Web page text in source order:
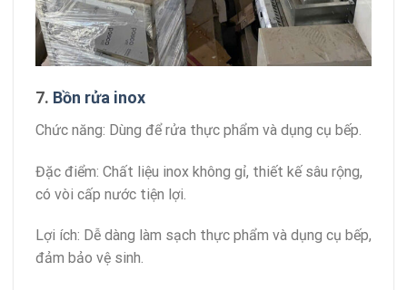
7. Bồn rửa inox
Chức năng: Dùng để rửa thực phẩm và dụng cụ bếp.
Đặc điểm: Chất liệu inox không gỉ, thiết kế sâu rộng,
có vòi cấp nước tiện lợi.
Lợi ích: Dễ dàng làm sạch thực phẩm và dụng cụ bếp,
đảm bảo vệ sinh.